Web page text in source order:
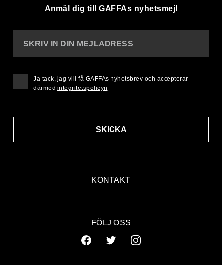
Anmäl dig till GAFFAs nyhetsmejl
KONTAKT
SKRIV IN DIN MEJLADRESS
SKICKA
Ja tack, jag vill få GAFFAs nyhetsbrev och accepterar
därmed integritetspolicyn
FÖLJ OSS